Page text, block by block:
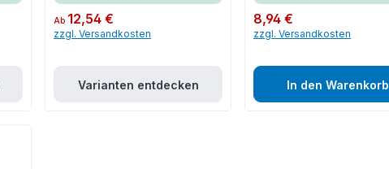
Regulärer Preis:
Ab 12,54 €
zzgl. Versandkosten
Varianten entdecken
Regulärer Preis:
8,94 €
zzgl. Versandkosten
In den Warenkorb